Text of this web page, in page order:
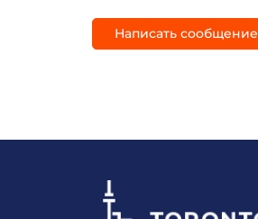
Написать сообщение